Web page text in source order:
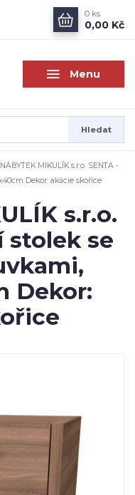
Menu
Hledat
0 ks
0,00 Kč
NÁBYTEK MIKULÍK s.r.o. SENTA -
Dekor: akácie skořice
s.r.o.
stolek se
Dekor: